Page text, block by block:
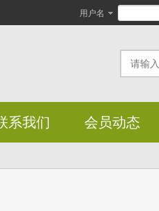
用户名
系我们 会员动态